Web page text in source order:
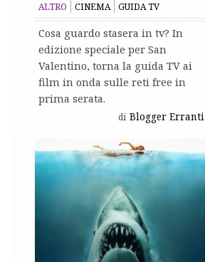
ALTRO CINEMA GUIDA TV
Cosa guardo stasera in tv? In
edizione speciale per San
Valentino, torna la guida TV ai
film in onda sulle reti free in
prima serata.
di Blogger Erranti